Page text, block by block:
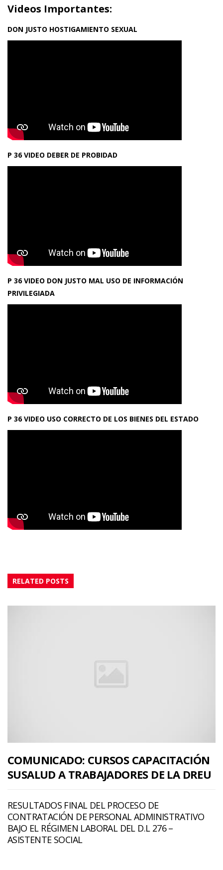
Videos Importantes:
DON JUSTO HOSTIGAMIENTO SEXUAL
P 36 VIDEO DEBER DE PROBIDAD
P 36 VIDEO DON JUSTO MAL USO DE INFORMACIÓN
PRIVILEGIADA
P 36 VIDEO USO CORRECTO DE LOS BIENES DEL ESTADO
RELATED POSTS
COMUNICADO: CURSOS CAPACITACIÓN
SUSALUD A TRABAJADORES DE LA DREU
RESULTADOS FINAL DEL PROCESO DE
CONTRATACIÓN DE PERSONAL ADMINISTRATIVO
BAJO EL RÉGIMEN LABORAL DEL D.L 276 –
ASISTENTE SOCIAL